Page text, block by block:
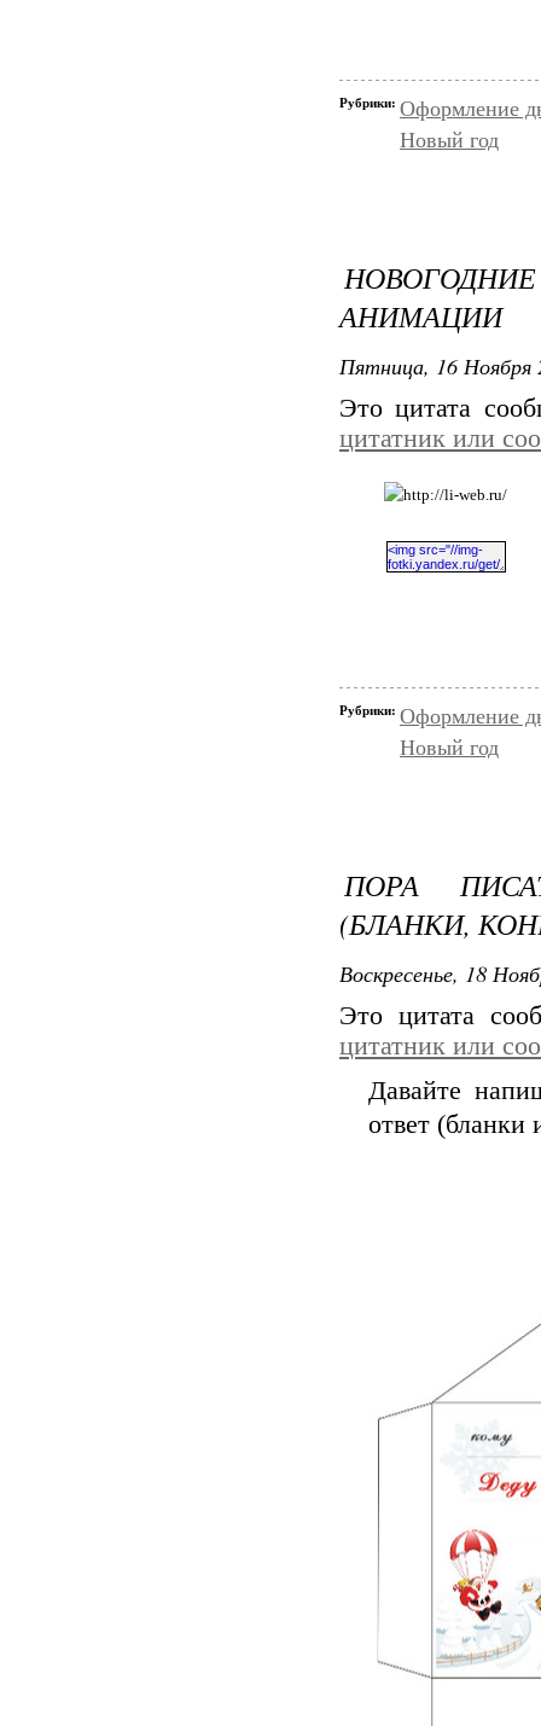
Рубрики: Оформление
Новый год
АНИМАЦИИ
Пятница, 16 Ноября
Это цитата
цитатник или
Рубрики: Оформление
Новый год
ПОРА
(БЛАНКИ,
Воскресенье, 18
Это цитата
цитатник или
Давайте
ответ (бланки